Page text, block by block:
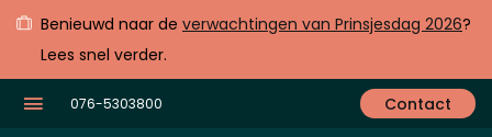
Benieuwd naar de verwachtingen van Prinsjesdag 2026?
Lees snel verder.
076-5303800 Contact